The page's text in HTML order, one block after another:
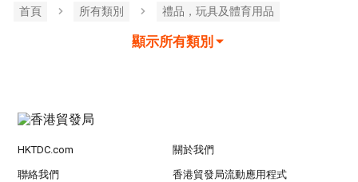
首頁 所有類別 禮品，玩具及體育用品
顯示所有類別
HKTDC.com 關於我們
聯絡我們 香港貿發局流動應用程式